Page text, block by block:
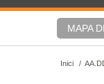
MAPA
Inici /